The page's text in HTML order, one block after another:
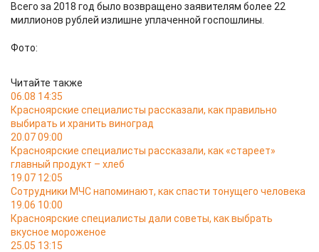
Всего за 2018 год было возвращено заявителям более 22
миллионов рублей излишне уплаченной госпошлины.
Фото:
Читайте также
06.08 14:35
Красноярские специалисты рассказали, как правильно
выбирать и хранить виноград
20.07 09:00
Красноярские специалисты рассказали, как «стареет»
главный продукт – хлеб
19.07 12:05
Сотрудники МЧС напоминают, как спасти тонущего человека
19.06 10:00
Красноярские специалисты дали советы, как выбрать
вкусное мороженое
25.05 13:15